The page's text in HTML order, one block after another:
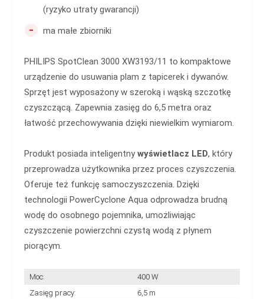
(ryzyko utraty gwarancji)
- ma małe zbiorniki
PHILIPS SpotClean 3000 XW3193/11 to kompaktowe
urządzenie do usuwania plam z tapicerek i dywanów.
Sprzęt jest wyposażony w szeroką i wąską szczotkę
czyszczącą. Zapewnia zasięg do 6,5 metra oraz
łatwość przechowywania dzięki niewielkim wymiarom.
Produkt posiada inteligentnywyświetlacz LED, który
przeprowadza użytkownika przez proces czyszczenia.
Oferuje też funkcję samoczyszczenia. Dzięki
technologii PowerCyclone Aqua odprowadza brudną
wodę do osobnego pojemnika, umożliwiając
czyszczenie powierzchni czystą wodą z płynem
piorącym.
Moc:
400 W
Zasięg pracy:
6,5 m